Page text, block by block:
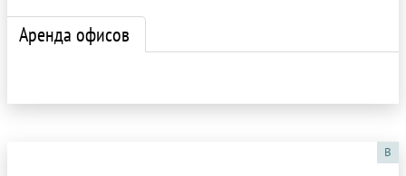
Аренда офисов
B